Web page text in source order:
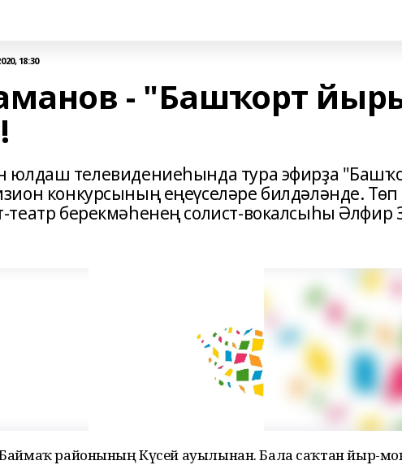
18:30
- "Башҡорт
юлдаш телевидениеһында тура эфирҙа
конкурсының еңеүселәре билдәләнде. Төп
театр берекмәһенең солист-вокалсыһы Әлфир
районының Күсей ауылынан. Бала саҡтан йыр-